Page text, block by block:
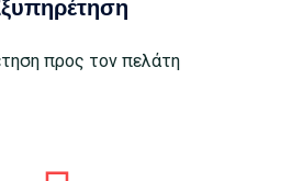
προς τον πελάτη